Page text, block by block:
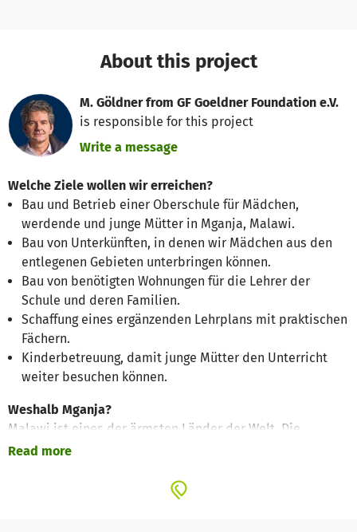
About this project
M. Göldner from GF Goeldner Foundation e.V.
is responsible for this project
Write a message
Welche Ziele wollen wir erreichen?
Bau und Betrieb einer Oberschule für Mädchen,
werdende und junge Mütter in Mganja, Malawi.
Bau von Unterkünften, in denen wir Mädchen aus den
entlegenen Gebieten unterbringen können.
Bau von benötigten Wohnungen für die Lehrer der
Schule und deren Familien.
Schaffung eines ergänzenden Lehrplans mit praktischen
Fächern.
Kinderbetreuung, damit junge Mütter den Unterricht
weiter besuchen können.
Weshalb Mganja?
Malawi ist eines der ärmsten Länder der Welt. Die
Menschen leben unterhalb der Armutsgrenze (2 Dollar pro
Agrargebiet. Die meisten Menschen haben keine Arbeit,
abgesehen von Tätigkeiten in der Landwirtschaft für die
Read more